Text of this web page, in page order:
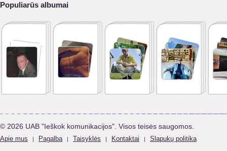
Populiarūs albumai
© 2026 UAB "Ieškok komunikacijos". Visos teisės saugomos.
Apie mus | Pagalba | Taisyklės | Kontaktai | Slapukų politika